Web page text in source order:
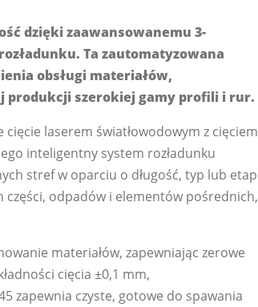
dzięki zaawansowanemu 3-
Ta zautomatyzowana
obsługi materiałów,
produkcji szerokiej gamy profili i rur.
laserem światłowodowym z cięciem
inteligentny system rozładunku
stref w oparciu o długość, typ lub etap
odpadów i elementów pośrednich,
materiałów, zapewniając zerowe
cięcia ±0,1 mm,
zapewnia czyste, gotowe do spawania